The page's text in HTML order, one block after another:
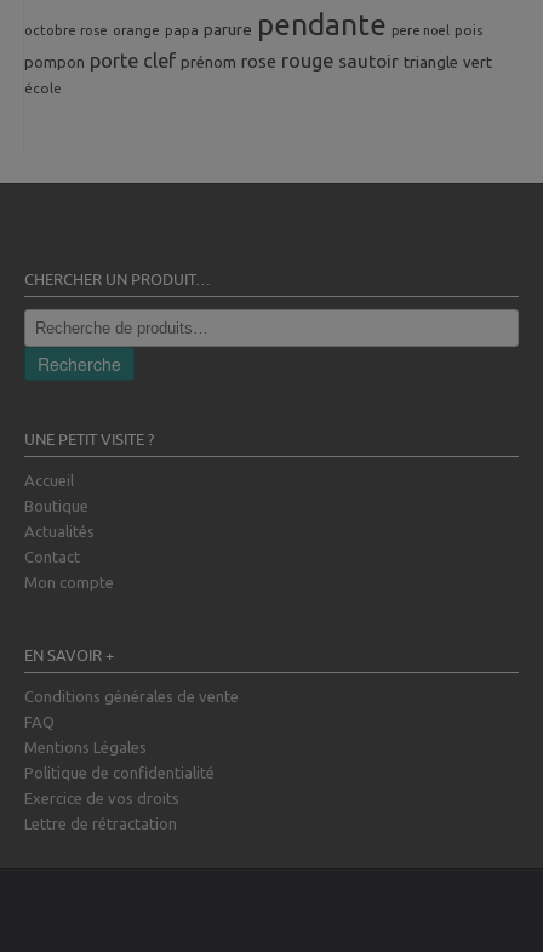
octobre rose orange papa parure pendante pere noel pois
pompon porte clef prénom rose rouge sautoir triangle vert
école
CHERCHER UN PRODUIT…
Recherche
pour :
Recherche
UNE PETIT VISITE ?
Accueil
Boutique
Actualités
Contact
Mon compte
EN SAVOIR +
Conditions générales de vente
FAQ
Mentions Légales
Politique de confidentialité
Exercice de vos droits
Lettre de rétractation